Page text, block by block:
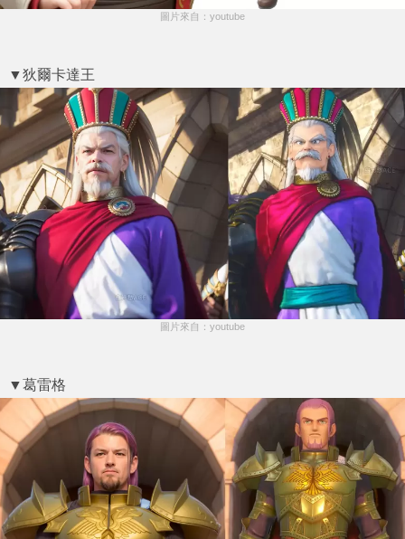
圖片來自：youtube
▼狄爾卡達王
圖片來自：youtube
▼葛雷格